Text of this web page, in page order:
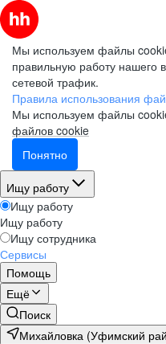
Мы используем файлы
правильную работу нашего
сетевой трафик.
Правила использования
Мы используем файлы
файлов cookie
Понятно
Ищу работу
Ищу работу
Ищу работу
Ищу сотрудника
Сервисы
Помощь
Ещё
Поиск
Михайловка (Уфимский